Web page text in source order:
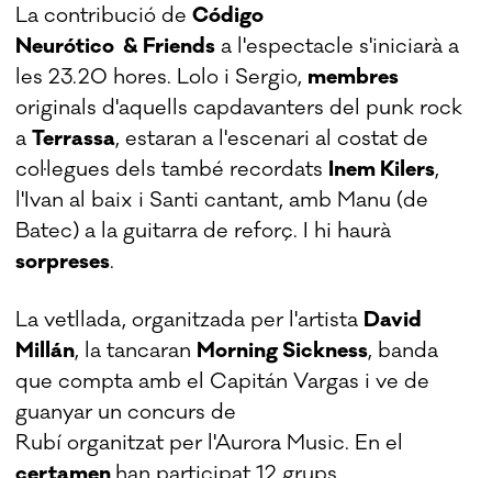
La contribució deCódigo
Neurótico & Friends a l'espectacle s'iniciarà a
les 23.20 hores. Lolo i Sergio, membres
originals d'aquells capdavanters del punk rock
aTerrassa, estaran a l'escenari al costat de
col·legues dels també recordats Inem Kilers,
l'Ivan al baix i Santi cantant, amb Manu (de
Batec) a la guitarra de reforç. I hi haurà
sorpreses.
La vetllada, organitzada per l'artista David
Millán, la tancaran Morning Sickness, banda
que compta amb el Capitán Vargas i ve de
guanyar un concurs de
Rubí organitzat per l'Aurora Music. En el